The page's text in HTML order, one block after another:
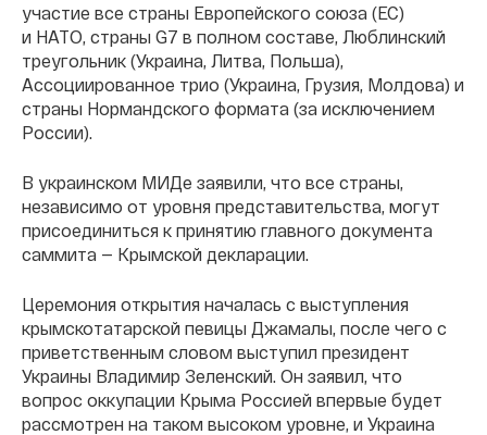
участие все страны Европейского союза (ЕС)
и НАТО, страны G7 в полном составе, Люблинский
треугольник (Украина, Литва, Польша),
Ассоциированное трио (Украина, Грузия, Молдова) и
страны Нормандского формата (за исключением
России).
В украинском МИДе заявили, что все страны,
независимо от уровня представительства, могут
присоединиться к принятию главного документа
саммита — Крымской декларации.
Церемония открытия началась с выступления
крымскотатарской певицы Джамалы, после чего с
приветственным словом выступил президент
Украины Владимир Зеленский. Он заявил, что
вопрос оккупации Крыма Россией впервые будет
рассмотрен на таком высоком уровне, и Украина